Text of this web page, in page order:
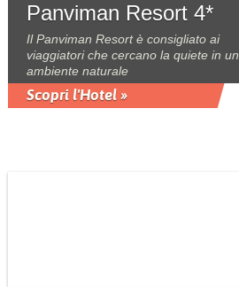
Panviman Resort 4*
Il Panviman Resort è consigliato ai
viaggiatori che cercano la quiete in un
ambiente naturale
Scopri l'Hotel »